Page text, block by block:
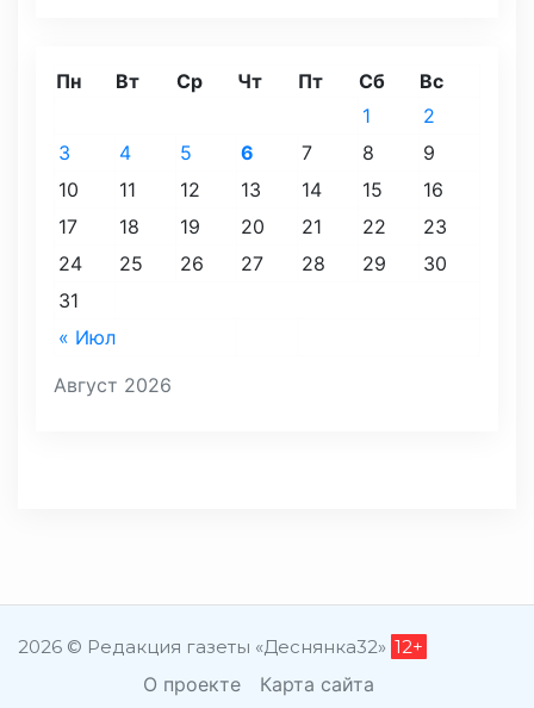
Август 2026
Пн Вт Ср Чт Пт Сб Вс
« Июл
1
2
3
4 5 6 7 8
9
10
11 12 13 14 15
16
17
18 19 20 21 22
23
24
25 26 27 28 29
30
31
2026 © Редакция газеты «Деснянка32» 12+
О проекте Карта сайта